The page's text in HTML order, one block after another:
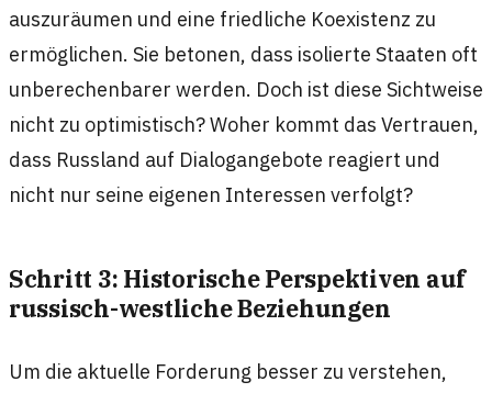
auszuräumen und eine friedliche Koexistenz zu
ermöglichen. Sie betonen, dass isolierte Staaten oft
unberechenbarer werden. Doch ist diese Sichtweise
nicht zu optimistisch? Woher kommt das Vertrauen,
dass Russland auf Dialogangebote reagiert und
nicht nur seine eigenen Interessen verfolgt?
Schritt 3: Historische Perspektiven auf
russisch-westliche Beziehungen
Um die aktuelle Forderung besser zu verstehen,